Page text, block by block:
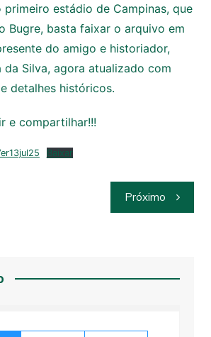
estádio de Campinas, que
Bugre, basta faixar o arquivo em
do amigo e historiador,
da Silva, agora atualizado com
detalhes históricos.
e compartilhar!!!
Baixar
Próximo